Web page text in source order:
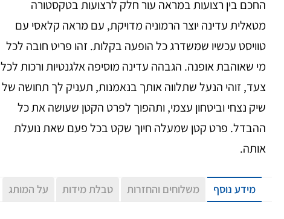
החכם בין רצועות במראה עור חלק לרצועות בטקסטורה
מטאלית עדינה יוצר הרמוניה מדויקת, עם מראה קלאסי עם
טוויסט עכשיו שמשדרג כל הופעה בקלות. זהו פריט חובה לכל
מי שאוהבת אופנה. הגבהה עדינה מוסיפה אלגנטיות ורכות לכל
צעד, זוהי הנעל שתלווה אותך בנאמנות, תעניק לך תחושה של
שיק נצחי וביטחון עצמי, ותהפוך לפרט הקטן שעושה את כל
ההבדל. פרט קטן שמעלה חיוך שקט בכל פעם שאת נועלת
אותה.
מידע נוסף משלוחים והחזרות טבלת מידות על המותג